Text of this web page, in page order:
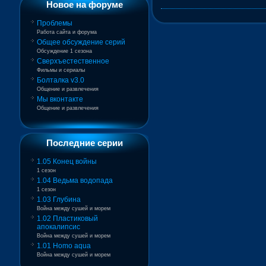
Новое на форуме
Проблемы
Работа сайта и форума
Общее обсуждение серий
Обсуждение 1 сезона
Сверхъестественное
Фильмы и сериалы
Болталка v3.0
Общение и развлечения
Мы вконтакте
Общение и развлечения
Последние серии
1.05 Конец войны
1 сезон
1.04 Ведьма водопада
1 сезон
1.03 Глубина
Война между сушей и морем
1.02 Пластиковый
апокалипсис
Война между сушей и морем
1.01 Homo aqua
Война между сушей и морем